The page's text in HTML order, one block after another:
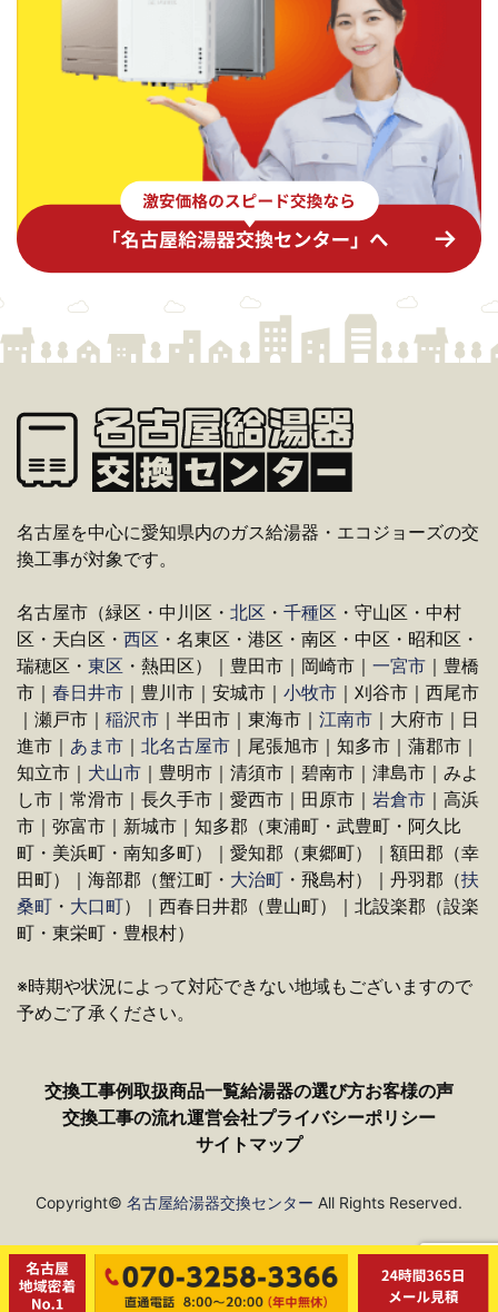
名古屋を中心に愛知県内のガス給湯器・エコジョーズの交
換工事が対象です。
名古屋市（緑区・中川区・ 北区 ・ 千種区 ・守山区・中村
区・天白区・ 西区 ・名東区・港区・南区・中区・昭和区・
瑞穂区・ 東区 ・熱田区）｜豊田市｜岡崎市｜ 一宮市 ｜豊橋
市｜ 春日井市 ｜豊川市｜安城市｜ 小牧市 ｜刈谷市｜西尾市
｜瀬戸市｜ 稲沢市 ｜半田市｜東海市｜ 江南市 ｜大府市｜日
進市｜ あま市 ｜ 北名古屋市 ｜尾張旭市｜知多市｜蒲郡市｜
知立市｜ 犬山市 ｜豊明市｜清須市｜碧南市｜津島市｜みよ
し市｜常滑市｜長久手市｜愛西市｜田原市｜ 岩倉市 ｜高浜
市｜弥富市｜新城市｜知多郡（東浦町・武豊町・阿久比
町・美浜町・南知多町）｜愛知郡（東郷町）｜額田郡（幸
田町）｜海部郡（蟹江町・ 大治町 ・飛島村）｜丹羽郡（扶
桑町 ・ 大口町）｜西春日井郡（豊山町）｜北設楽郡（設楽
町・東栄町・豊根村）
※時期や状況によって対応できない地域もございますので
予めご了承ください。
交換工事例取扱商品一覧給湯器の選び方お客様の声
交換工事の流れ運営会社プライバシーポリシー
サイトマップ
Copyright© 名古屋給湯器交換センター All Rights Reserved.